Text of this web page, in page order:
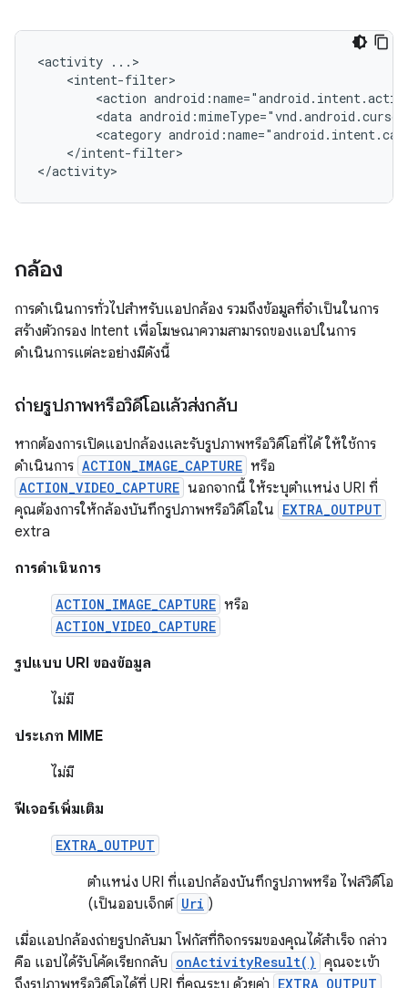
<activity
<action
<data
<category
</intent-filter>
</activity>
กล้อง
การดำเนินการทั่วไปสำหรับแอปกล้อง รวมถึงข้อมูลที่จำเป็นในการ
สร้างตัวกรอง Intent เพื่อโฆษณาความสามารถของแอปในการ
ดำเนินการแต่ละอย่างมีดังนี้
ถ่ายรูปภาพหรือวิดีโอแล้วส่งกลับ
หากต้องการเปิดแอปกล้องและรับรูปภาพหรือวิดีโอที่ได้ ให้ใช้การ
ดำเนินการ ACTION_IMAGE_CAPTURE หรือ
ACTION_VIDEO_CAPTURE นอกจากนี้ ให้ระบุตำแหน่ง URI ที่
คุณต้องการให้กล้องบันทึกรูปภาพหรือวิดีโอใน EXTRA_OUTPUT
extra
การดำเนินการ
ACTION_IMAGE_CAPTURE หรือ
ACTION_VIDEO_CAPTURE
รูปแบบ URI ของข้อมูล
ไม่มี
ประเภท MIME
ไม่มี
ฟีเจอร์เพิ่มเติม
EXTRA_OUTPUT
ตำแหน่ง URI ที่แอปกล้องบันทึกรูปภาพหรือ ไฟล์วิดีโอ
(เป็นออบเจ็กต์ Uri )
เมื่อแอปกล้องถ่ายรูปกลับมา โฟกัสที่กิจกรรมของคุณได้สำเร็จ กล่าว
คือ แอปได้รับโค้ดเรียกกลับ onActivityResult() คุณจะเข้า
ถึงรูปภาพหรือวิดีโอได้ที่ URI ที่คุณระบุ ด้วยค่า EXTRA_OUTPUT